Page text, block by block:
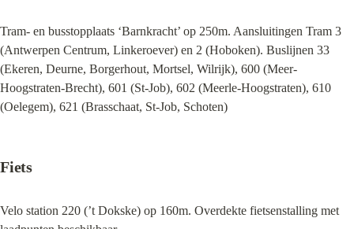
Tram- en busstopplaats ‘Barnkracht’ op 250m. Aansluitingen Tram 3
(Antwerpen Centrum, Linkeroever) en 2 (Hoboken). Buslijnen 33
(Ekeren, Deurne, Borgerhout, Mortsel, Wilrijk), 600 (Meer-
Hoogstraten-Brecht), 601 (St-Job), 602 (Meerle-Hoogstraten), 610
(Oelegem), 621 (Brasschaat, St-Job, Schoten)
Fiets
Velo station 220 (’t Dokske) op 160m. Overdekte fietsenstalling met